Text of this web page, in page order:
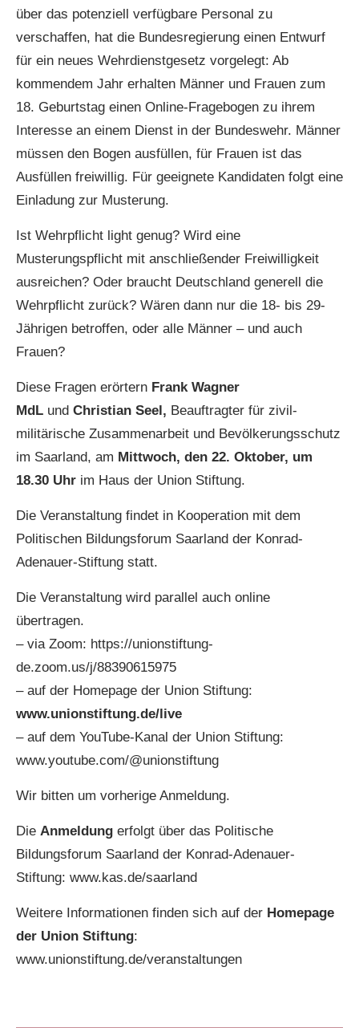
über das potenziell verfügbare Personal zu
verschaffen, hat die Bundesregierung einen Entwurf
für ein neues Wehrdienstgesetz vorgelegt: Ab
kommendem Jahr erhalten Männer und Frauen zum
18. Geburtstag einen Online-Fragebogen zu ihrem
Interesse an einem Dienst in der Bundeswehr. Männer
müssen den Bogen ausfüllen, für Frauen ist das
Ausfüllen freiwillig. Für geeignete Kandidaten folgt eine
Einladung zur Musterung.
Ist Wehrpflicht light genug? Wird eine
Musterungspflicht mit anschließender Freiwilligkeit
ausreichen? Oder braucht Deutschland generell die
Wehrpflicht zurück? Wären dann nur die 18- bis 29-
Jährigen betroffen, oder alle Männer – und auch
Frauen?
Diese Fragen erörtern Frank Wagner
MdL und Christian Seel, Beauftragter für zivil-
militärische Zusammenarbeit und Bevölkerungsschutz
im Saarland, am Mittwoch, den 22. Oktober, um
18.30 Uhr im Haus der Union Stiftung.
Die Veranstaltung findet in Kooperation mit dem
Politischen Bildungsforum Saarland der Konrad-
Adenauer-Stiftung statt.
Die Veranstaltung wird parallel auch online
übertragen.
– via Zoom: https://unionstiftung-
de.zoom.us/j/88390615975
– auf der Homepage der Union Stiftung:
www.unionstiftung.de/live
– auf dem YouTube-Kanal der Union Stiftung:
www.youtube.com/@unionstiftung
Wir bitten um vorherige Anmeldung.
Die Anmeldung erfolgt über das Politische
Bildungsforum Saarland der Konrad-Adenauer-
Stiftung: www.kas.de/saarland
Weitere Informationen finden sich auf der Homepage
der Union Stiftung:
www.unionstiftung.de/veranstaltungen